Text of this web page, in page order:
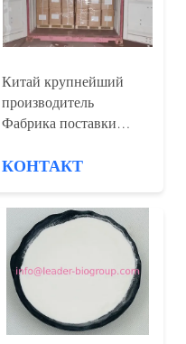
Китай крупнейший
производитель
Фабрика поставки
204583-39-1
КОНТАКТ